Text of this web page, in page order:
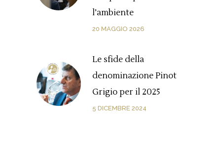
l’ambiente
20 MAGGIO 2026
Le sfide della
denominazione Pinot
Grigio per il 2025
5 DICEMBRE 2024